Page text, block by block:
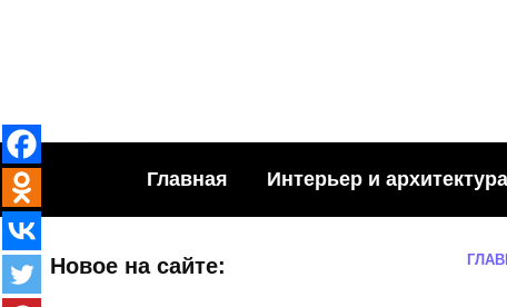
Главная Интерьер и архитектура
Новое на сайте: